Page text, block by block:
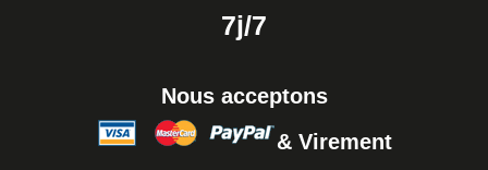
7j/7
Nous acceptons
& Virement